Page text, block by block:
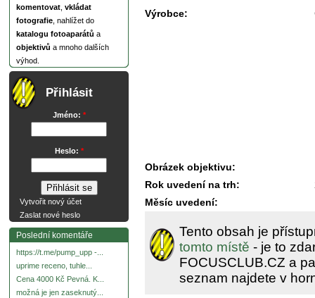
komentovat vkládat
fotografie , nahlížet do
katalogu fotoaparátů a
objektivů a mnoho dalších
výhod.
Přihlásit
Jméno: *
Heslo: *
Vytvořit nový účet
Zaslat nové heslo
Poslední komentáře
https://t.me/pump_upp -...
uprime receno, tuhle...
Cena 4000 Kč Pevná. K...
možná je jen zaseknutý...
Výrobce:
Obrázek objektivu:
Rok uvedení na trh:
Měsíc uvedení:
Tento obsah je
tomto místě - je to
FOCUSCLUB.CZ a
seznam najdete v